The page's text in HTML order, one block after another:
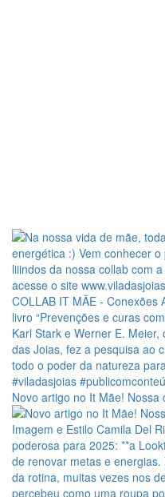
Novo artigo no It Mãe! Nossa